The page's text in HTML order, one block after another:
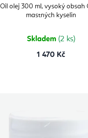
olej 300 ml, vysoký obsah
mastných kyselin
je
4,9
Skladem (2 ks)
1 470 Kč